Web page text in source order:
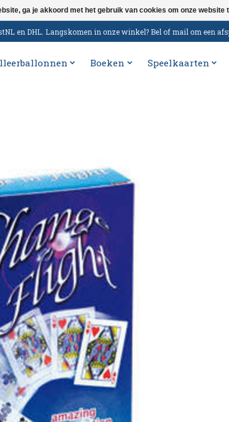
en DHL. Langskomen in onze winkel? Bel of mail om een
Boeken Speelkaarten
ga je akkoord met het gebruik van cookies om onze website